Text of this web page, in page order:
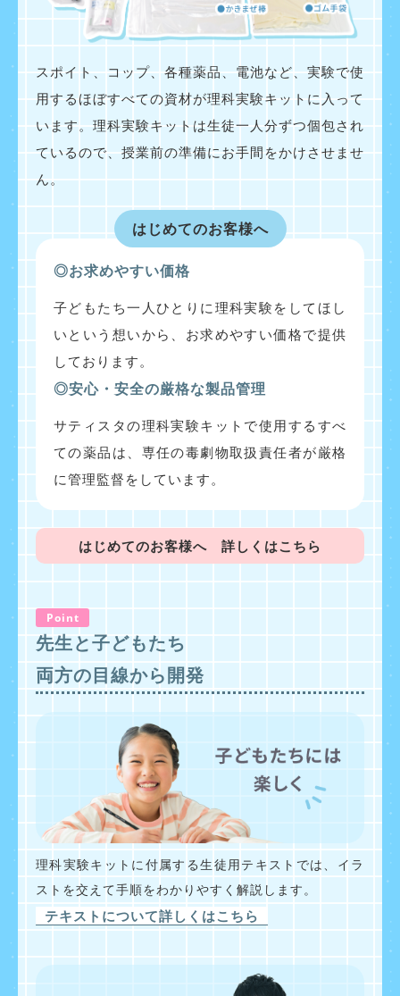
スポイト、コップ、各種薬品、電池など、実験で使
用するほぼすべての資材が理科実験キットに入って
います。理科実験キットは生徒一人分ずつ個包され
ているので、授業前の準備にお手間をかけさせませ
ん。
はじめてのお客様へ
◎お求めやすい価格
子どもたち一人ひとりに理科実験をしてほし
いという想いから、お求めやすい価格で提供
しております。
◎安心・安全の厳格な製品管理
サティスタの理科実験キットで使用するすべ
ての薬品は、専任の毒劇物取扱責任者が厳格
に管理監督をしています。
はじめてのお客様へ 詳しくはこちら
Point
先生と子どもたち
両方の目線から開発
理科実験キットに付属する生徒用テキストでは、イラ
ストを交えて手順をわかりやすく解説します。
テキストについて詳しくはこちら